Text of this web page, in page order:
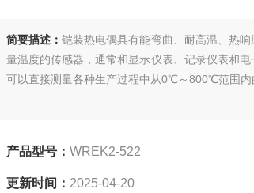
简要描述：铠装热电偶具有能弯曲、耐高温、热
量温度的传感器，通常和显示仪表、记录仪表和
可以直接测量各种生产过程中从0℃～800℃范围内
产品型号： WREK2-522
更新时间： 2025-04-20